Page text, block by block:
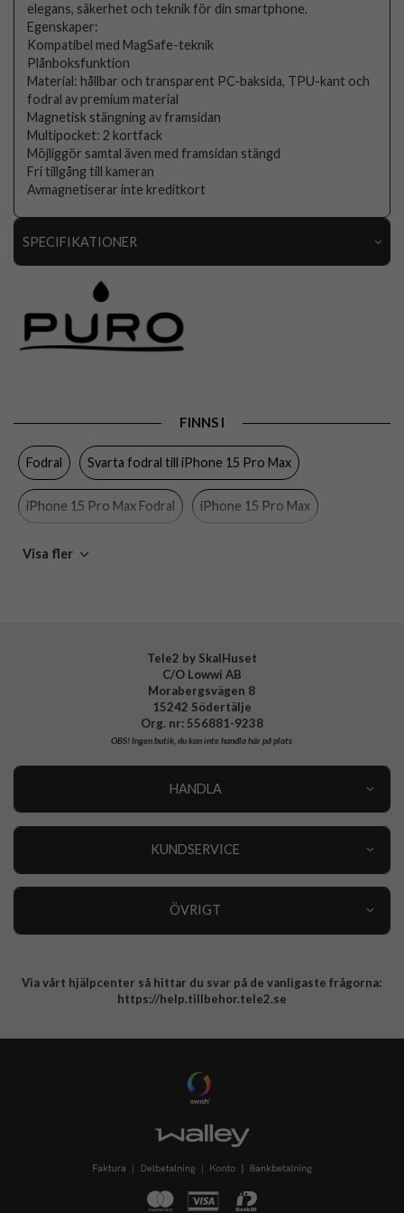
elegans, säkerhet och teknik för din smartphone.
Egenskaper:
Kompatibel med MagSafe-teknik
Plånboksfunktion
Material: hållbar och transparent PC-baksida, TPU-kant och
fodral av premium material
Magnetisk stängning av framsidan
Multipocket: 2 kortfack
Möjliggör samtal även med framsidan stängd
Fri tillgång till kameran
Avmagnetiserar inte kreditkort
SPECIFIKATIONER
Artikelnummer
Passar till
Produkttyp
Varumärke
Tillverkarens art nr PUIPC15P67BKMAG2BLK
FINNS I
Fodral Svarta fodral till iPhone 15 Pro Max
iPhone 15 Pro Max Fodral iPhone 15 Pro Max
Svarta fodral
Visa fler
Tele2 by SkalHuset
C/O Lowwi AB
Morabergsvägen 8
15242 Södertälje
Org. nr: 556881-9238
OBS!Ingen butik, du kan inte handla här på plats
HANDLA
KUNDSERVICE
ÖVRIGT
Integritetspolicy
Via vårt hjälpcenter så hittar du svar på de vanligaste frågorna:
https://help.tillbehor.tele2.se